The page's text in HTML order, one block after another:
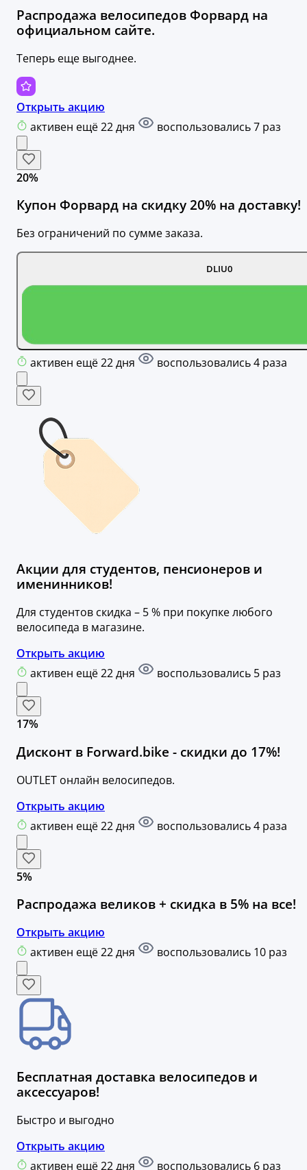
Распродажа велосипедов Форвард на
официальном сайте.
Теперь еще выгоднее.
Открыть акцию
активен ещё 22 дня
воспользовались 7 раз
20%
Купон Форвард на скидку 20% на доставку!
Без ограничений по сумме заказа.
DLIU0
активен ещё 22 дня воспользовались 4 раза
Акции для студентов, пенсионеров и
именинников!
Для студентов скидка – 5 % при покупке любого
велосипеда в магазине.
Открыть акцию
активен ещё 22 дня
воспользовались 5 раз
17%
Дисконт в Forward.bike - скидки до 17%!
OUTLET онлайн велосипедов.
Открыть акцию
активен ещё 22 дня
воспользовались 4 раза
5%
Распродажа великов + скидка в 5% на все!
Открыть акцию
активен ещё 22 дня
воспользовались 10 раз
Бесплатная доставка велосипедов и
аксессуаров!
Быстро и выгодно
Открыть акцию
активен ещё 22 дня
воспользовались 6 раз